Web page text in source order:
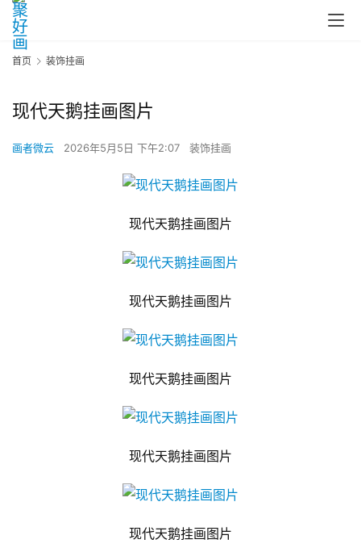
首页 装饰挂画
现代天鹅挂画图片
画者微云 2026年5月5日 下午2:07 装饰挂画
现代天鹅挂画图片
现代天鹅挂画图片
现代天鹅挂画图片
现代天鹅挂画图片
现代天鹅挂画图片